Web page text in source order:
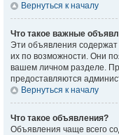
Вернуться к началу
Что такое важные
Эти объявления
их по возможности. Они
вашем личном разделе.
предоставляются
Вернуться к началу
Что такое объявления?
Объявления чаще всего